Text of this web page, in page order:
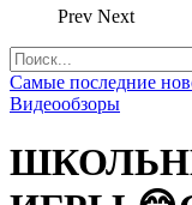
Prev Next
Самые последние
Видеообзоры